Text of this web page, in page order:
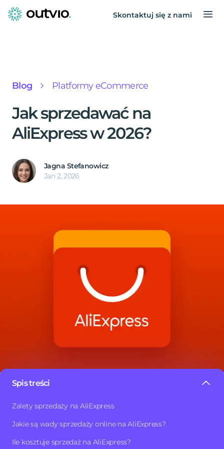
Skontaktuj się z nami
Blog Platformy eCommerce
Jak sprzedawać na
AliExpress w 2026?
Jagna Stefanowicz
Jan 2, 2026
Spis treści
Zalety sprzedaży na AliExpress
Jakie są wady sprzedaży online na AliExpress?
Ile kosztuje sprzedaż na AliExpress?
AliExpress to rynek działający od ponad 10 lat. Aplikacja
Polsce, z ponad 11 milionami wizyt miesięcznie.